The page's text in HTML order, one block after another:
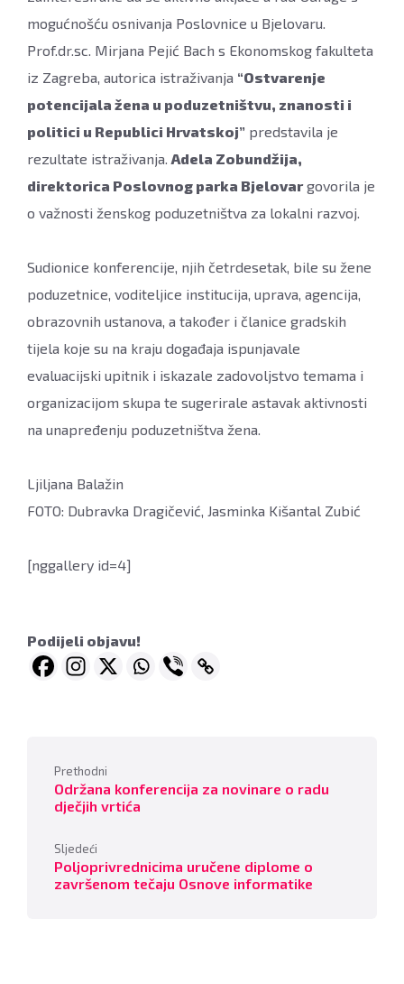
mogućnošću osnivanja Poslovnice u Bjelovaru.
Prof.dr.sc. Mirjana Pejić Bach s Ekonomskog fakulteta
iz Zagreba, autorica istraživanja “Ostvarenje
potencijala žena u poduzetništvu, znanosti i
politici u Republici Hrvatskoj” predstavila je
rezultate istraživanja. Adela Zobundžija,
direktorica Poslovnog parka Bjelovargovorila je
o važnosti ženskog poduzetništva za lokalni razvoj.
Sudionice konferencije, njih četrdesetak, bile su žene
poduzetnice, voditeljice institucija, uprava, agencija,
obrazovnih ustanova, a također i članice gradskih
tijela koje su na kraju događaja ispunjavale
evaluacijski upitnik i iskazale zadovoljstvo temama i
organizacijom skupa te sugerirale astavak aktivnosti
na unapređenju poduzetništva žena.
Ljiljana Balažin
FOTO: Dubravka Dragičević, Jasminka Kišantal Zubić
[nggallery id=4]
Podijeli objavu!
Prethodni
Održana konferencija za novinare o radu
dječjih vrtića
Sljedeći
Poljoprivrednicima uručene diplome o
završenom tečaju Osnove informatike